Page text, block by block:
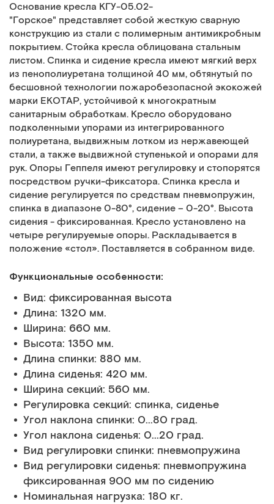
Основание кресла КГУ-05.02-
"Горское" представляет собой жесткую сварную
конструкцию из стали с полимерным антимикробным
покрытием. Стойка кресла облицована стальным
листом. Спинка и сидение кресла имеют мягкий верх
из пенополиуретана толщиной 40 мм, обтянутый по
бесшовной технологии пожаробезопасной экокожей
марки ЕКОТАР, устойчивой к многократным
санитарным обработкам. Кресло оборудовано
подколенными упорами из интегрированного
полиуретана, выдвижным лотком из нержавеющей
стали, а также выдвижной ступенькой и опорами для
рук. Опоры Геппеля имеют регулировку и стопорятся
посредством ручки-фиксатора. Спинка кресла и
сидение регулируется по средствам пневмопружин,
спинка в диапазоне 0-80°, сидение – 0-20°. Высота
сидения - фиксированная. Кресло установлено на
четыре регулируемые опоры. Раскладывается в
положение «стол». Поставляется в собранном виде.
Функциональные особенности:
Вид: фиксированная высота
Длина: 1320 мм.
Ширина: 660 мм.
Высота: 1350 мм.
Длина спинки: 880 мм.
Длина сиденья: 420 мм.
Ширина секций: 560 мм.
Регулировка секций: спинка, сиденье
Угол наклона спинки: 0...80 град.
Угол наклона сиденья: 0...20 град.
Вид регулировки спинки: пневмопружина
Вид регулировки сиденья: пневмопружина
фиксированная 900 мм по сидению
Номинальная нагрузка: 180 кг.